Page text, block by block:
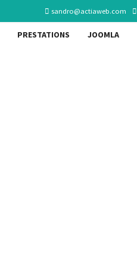
sandro@actiaweb.com
PRESTATIONS JOOMLA